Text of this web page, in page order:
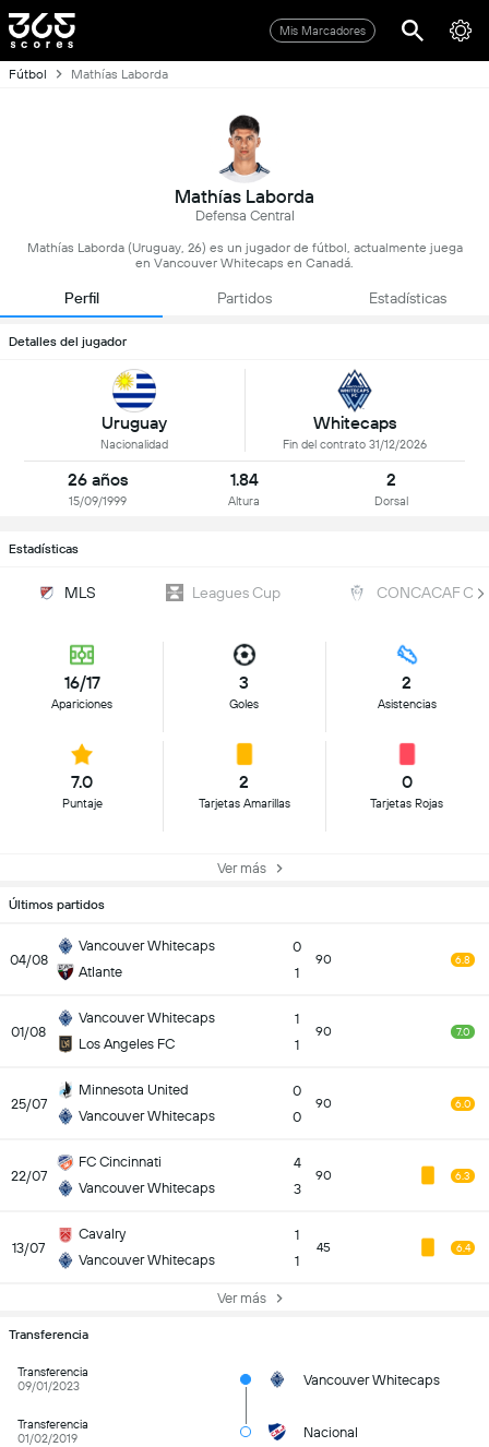
Mis Marcadores
Fútbol Mathías Laborda
Mathías Laborda
Defensa Central
Mathías Laborda (Uruguay, 26) es un jugador de fútbol, actualmente juega
en Vancouver Whitecaps en Canadá.
Perfil Partidos Estadísticas
Detalles del jugador
Uruguay
Nacionalidad
Whitecaps
Fin del contrato 31/12/2026
26 años
15/09/1999
1.84
Altura
2
Dorsal
Estadísticas
MLS Leagues Cup CONCACAF
16/17
Apariciones
3
Goles
2
Asistencias
7.0
Puntaje
2
Tarjetas Amarillas
0
Tarjetas Rojas
Ver más
Últimos partidos
04/08
Vancouver Whitecaps
Atlante
0
1
90 6.8
01/08
Vancouver Whitecaps
Los Angeles FC
1
1
90 7.0
25/07
Minnesota United
Vancouver Whitecaps
0
0
90 6.0
22/07
FC Cincinnati
Vancouver Whitecaps
4
3
90 6.3
13/07
Cavalry
Vancouver Whitecaps
1
1
45 6.4
Ver más
Transferencia
Transferencia
09/01/2023
Vancouver Whitecaps
Transferencia
01/02/2019
Nacional